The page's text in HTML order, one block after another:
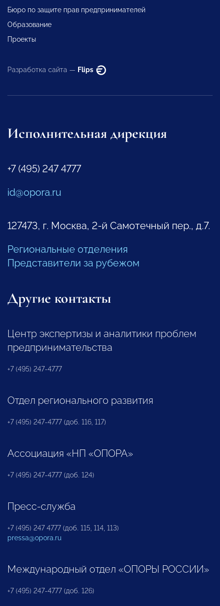
Бюро по защите прав предпринимателей
Образование
Проекты
Разработка сайта — Flips
Исполнительная дирекция
+7 (495) 247 4777
id@opora.ru
127473, г. Москва, 2-й Самотечный пер., д.7.
Региональные отделения
Представители за рубежом
Другие контакты
Центр экспертизы и аналитики проблем
предпринимательства
+7 (495) 247-4777
Отдел регионального развития
+7 (495) 247-4777 (доб. 116, 117)
Ассоциация «НП «ОПОРА»
+7 (495) 247-4777 (доб. 124)
Пресс-служба
+7 (495) 247 4777 (доб. 115, 114, 113)
pressa@opora.ru
Международный отдел «ОПОРЫ РОССИИ»
+7 (495) 247-4777 (доб. 126)